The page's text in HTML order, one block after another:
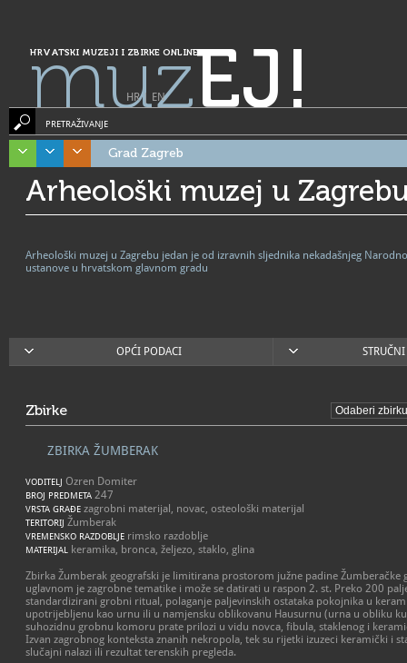
HRVATSKI MUZEJI I ZBIRKE ONLINE
muzEJ!
HR| EN
PRETRAŽIVANJE
Grad Zagreb
Arheološki muzej u
Arheološki muzej u Zagrebu jedan je od izravnih sljednika nekadašnjeg
ustanove u hrvatskom glavnom gradu
OPĆI PODACI
Zbirke
ZBIRKA ŽUMBERAK
VODITELJ Ozren Domiter
BROJ PREDMETA 247
VRSTA GRAĐE zagrobni materijal, novac, osteološki materijal
TERITORIJ Žumberak
VREMENSKO RAZDOBLJE rimsko razdoblje
MATERIJAL keramika, bronca, željezo, staklo, glina
Zbirka Žumberak geografski je limitirana prostorom južne padine Žumberačke
uglavnom je zagrobne tematike i može se datirati u raspon 2. st. Preko 200
standardizirani grobni ritual, polaganje paljevinskih ostataka pokojnika u
upotrijebljenu kao urnu ili u namjensku oblikovanu Hausurnu (urna u obliku
suhozidnu grobnu komoru prate prilozi u vidu novca, fibula, staklenog i
Izvan zagrobnog konteksta znanih nekropola, tek su rijetki izuzeci keramički i
slučajni nalazi ili rezultat terenskih pregleda.